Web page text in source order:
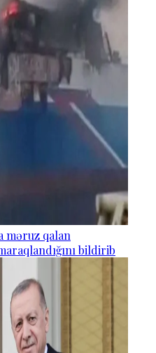
məruz qalan
bildirib